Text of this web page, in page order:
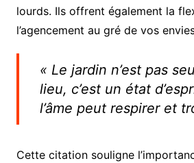
lourds. Ils offrent également la
l’agencement au gré de vos
« Le jardin n’est pas
lieu, c’est un état
l’âme peut respirer et
Cette citation souligne